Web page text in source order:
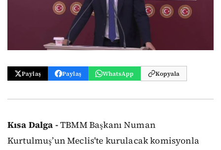
Paylaş Paylaş WhatsApp Kopyala
Kısa Dalga -TBMM Başkanı Numan
Kurtulmuş’un Meclis'te kurulacak komisyonla